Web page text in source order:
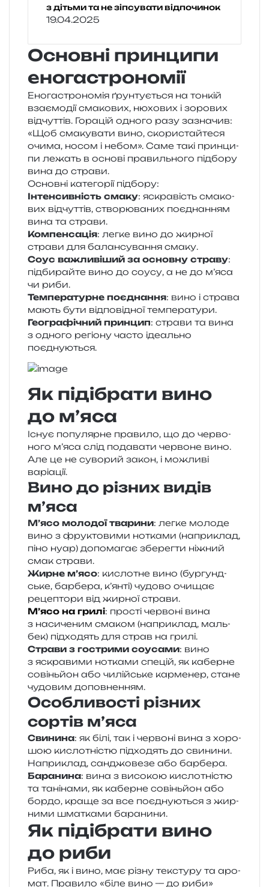
з дітьми та не зіпсувати відпочинок
19.04.2025
Основні принципи
еногастрономії
Еногастрономія ґрун­ту­є­ться на тон­кій
вза­є­мо­дії сма­ко­вих, нюхо­вих і зоро­вих
від­чут­тів. Горацій одно­го разу зазна­чив:
«Щоб сма­ку­ва­ти вино, ско­ри­стай­те­ся
очима, носом і небом». Саме такі прин­ци­
пи лежать в осно­ві пра­виль­но­го під­бо­ру
вина до страви.
Основні кате­го­рії підбору:
Інтенсивність смаку: яскра­вість сма­ко­
вих від­чут­тів, ство­рю­ва­них поєд­на­н­ням
вина та страви.
Компенсація: легке вино до жир­ної
стра­ви для балан­су­ва­н­ня смаку.
Соус важли­ві­ший за основ­ну стра­ву:
під­би­рай­те вино до соусу, а не до м’яса
чи риби.
Температурне поєд­на­н­ня: вино і стра­ва
мають бути від­по­від­ної температури.
Географічний прин­цип: стра­ви та вина
з одно­го регіо­ну часто іде­аль­но
поєднуються.
Як підібрати вино
до м’яса
Існує попу­ляр­не пра­ви­ло, що до чер­во­
но­го м’яса слід пода­ва­ти чер­во­не вино.
Але це не суво­рий закон, і можли­ві
варіації.
Вино до різних видів
м’яса
М’ясо моло­дої тва­ри­ни: легке моло­де
вино з фру­кто­ви­ми нотка­ми (напри­клад,
піно нуар) допо­ма­гає збе­рег­ти ніжний
смак страви.
Жирне м’ясо: кисло­тне вино (бур­гунд­
ське, бар­бе­ра, к’янті) чудо­во очи­щає
реце­пто­ри від жир­ної страви.
М’ясо на грилі: про­сті чер­во­ні вина
з наси­че­ним сма­ком (напри­клад, маль­
бек) під­хо­дять для страв на грилі.
Страви з гостри­ми соуса­ми: вино
з яскра­ви­ми нотка­ми спе­цій, як кабер­не
совінь­йон або чилій­ське кар­ме­нер, стане
чудо­вим доповненням.
Особливості різних
сортів м’яса
Свинина: як білі, так і чер­во­ні вина з хоро­
шою кисло­тні­стю під­хо­дять до сви­ни­ни.
Наприклад, сан­джо­ве­зе або барбера.
Баранина: вина з висо­кою кисло­тні­стю
та тані­на­ми, як кабер­не совінь­йон або
бордо, краще за все поєд­ну­ю­ться з жир­
ни­ми шма­тка­ми баранини.
Як підібрати вино
до риби
Риба, як і вино, має різну текс­ту­ру та аро­
мат. Правило «біле вино — до риби»